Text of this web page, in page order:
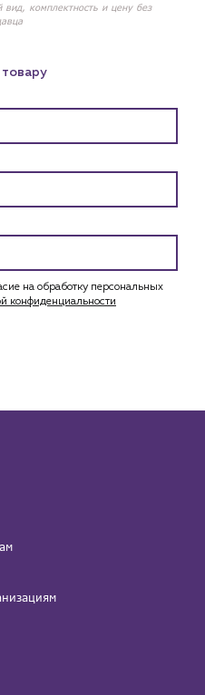
вид, комплектность и цену без
на обработку персональных
конфиденциальности